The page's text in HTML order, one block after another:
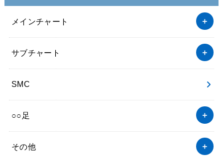
メインチャート
サブチャート
SMC
○○足
その他